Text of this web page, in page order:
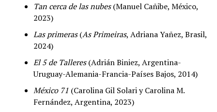
Tan cerca de las nubes(Manuel Cañibe, México,
2023)
Las primeras(As Primeiras, Adriana Yañez, Brasil,
2024)
El 5 de Talleres(Adrián Biniez, Argentina-
Uruguay-Alemania-Francia-Países Bajos, 2014)
México 71 (Carolina Gil Solari y Carolina M.
Fernández, Argentina, 2023)